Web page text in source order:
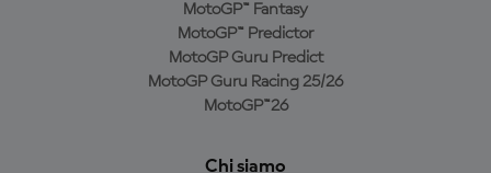
MotoGP™ Fantasy
MotoGP™ Predictor
MotoGP Guru Predict
MotoGP Guru Racing 25/26
MotoGP™26
Chi siamo